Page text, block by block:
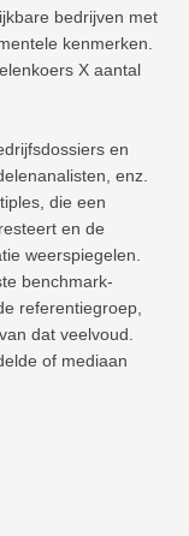
bedrijven met
kenmerken.
X aantal
en
enz.
die een
en de
weerspiegelen.
benchmark-
referentiegroep,
dat veelvoud.
of mediaan